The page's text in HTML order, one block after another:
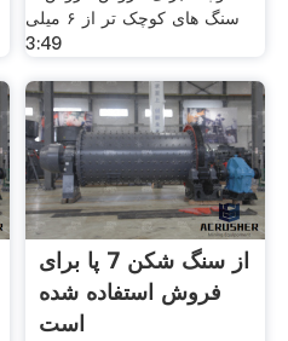
سنگ های کوچک تر از ۶ میلی
3:49
از سنگ شکن 7 پا برای
فروش استفاده شده
است